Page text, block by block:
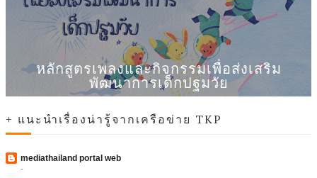
หลักสูตรเพลงและกิจกรรมเพื่อส่งเสริม
พัฒนาการเด็กปฐมวัย
+ แนะนำเรื่องน่ารู้จากเครือข่าย TKP
mediathailand portal web
-